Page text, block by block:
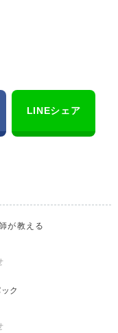
LINEシェア
が教える
ク